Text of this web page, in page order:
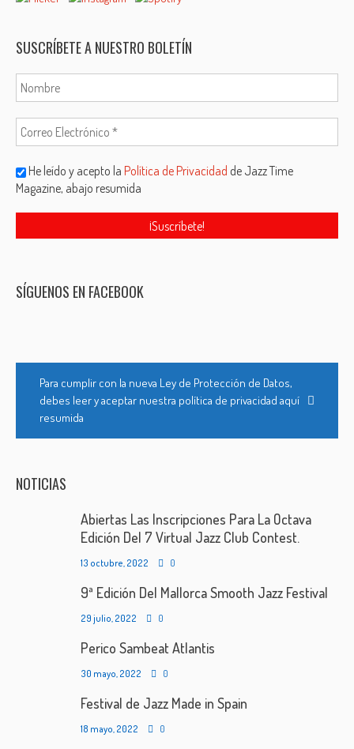
SUSCRÍBETE A NUESTRO BOLETÍN
He leído y acepto laPolítica de Privacidad de Jazz Time
Magazine, abajo resumida
SÍGUENOS EN FACEBOOK
Para cumplir con la nueva Ley de Protección de Datos,
debes leer y aceptar nuestra política de privacidad aquí
resumida
NOTICIAS
Abiertas Las Inscripciones Para La Octava
Edición Del 7 Virtual Jazz Club Contest.
13 octubre, 2022 0
9ª Edición Del Mallorca Smooth Jazz Festival
29 julio, 2022 0
Perico Sambeat Atlantis
30 mayo, 2022 0
Festival de Jazz Made in Spain
18 mayo, 2022 0